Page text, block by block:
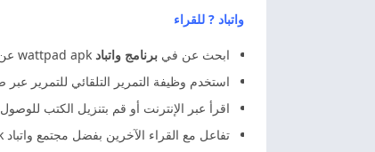
واتباد ? للقراء
ابحث عن في برنامج واتباد
استخدم وظيفة التمرير التلقائي للتمرير
اقرأ عبر الإنترنت أو قم بتنزيل الكتب
تفاعل مع القراء الآخرين بفضل مجتمع واتباد wattpad apk.